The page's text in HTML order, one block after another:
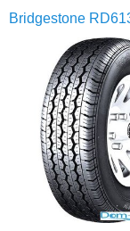
Bridgestone